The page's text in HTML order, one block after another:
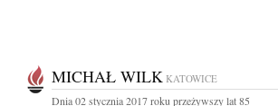
MICHAŁ WILK KATOWICE
Dnia 02 stycznia 2017 roku przeżywszy lat 85